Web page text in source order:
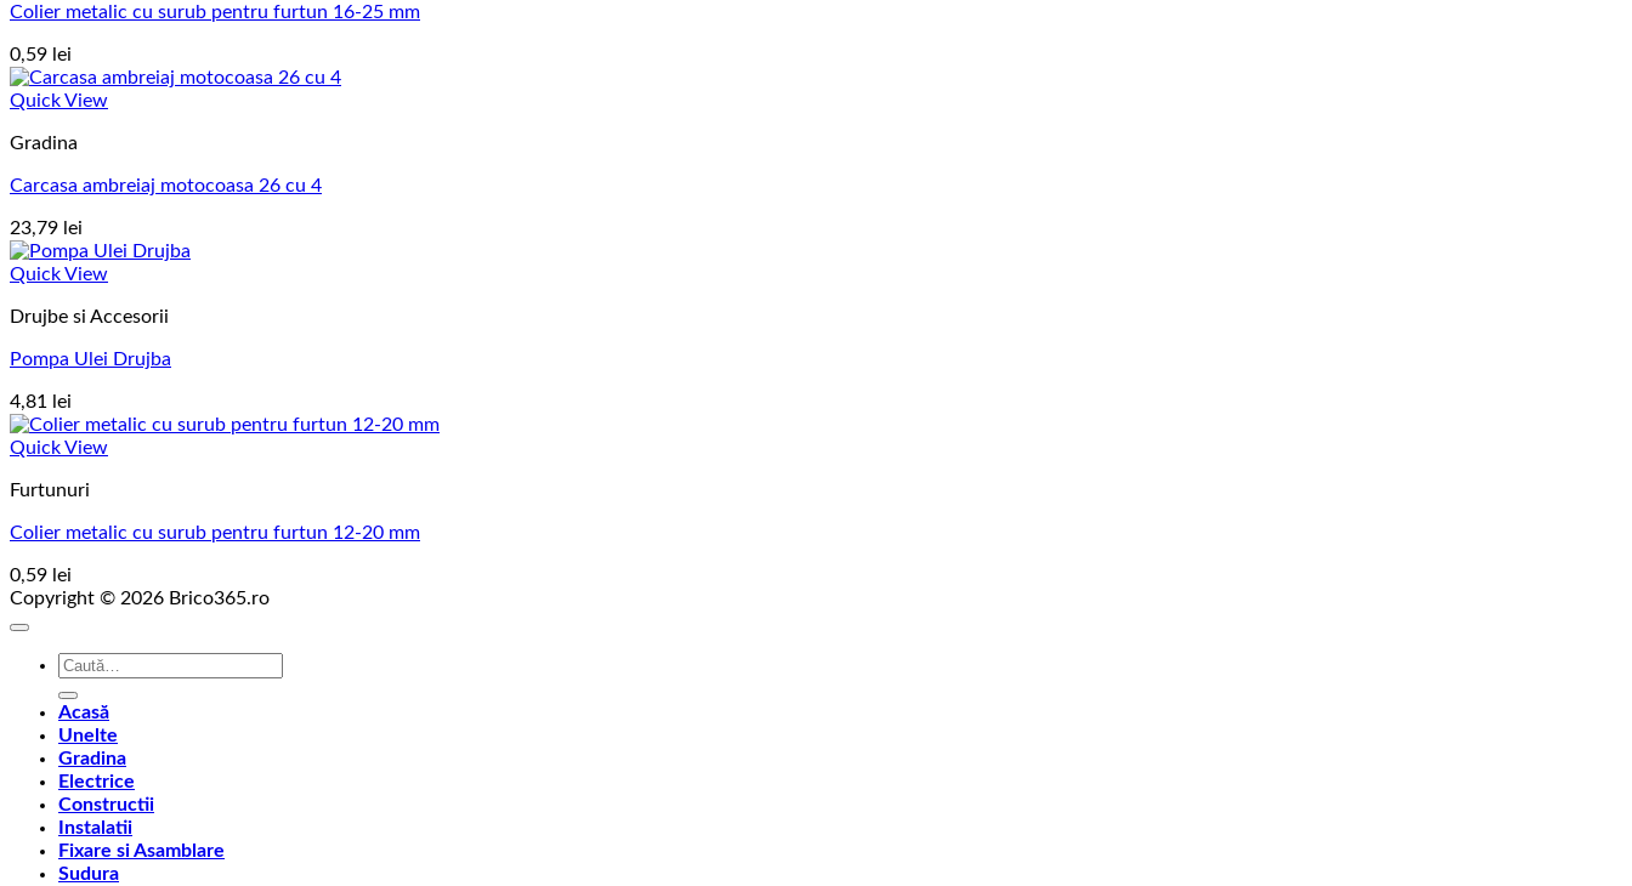
Colier metalic cu surub pentru furtun 16-25 mm
0,59 lei
Quick View
Gradina
Carcasa ambreiaj motocoasa 26 cu 4
23,79 lei
Quick View
Drujbe si Accesorii
Pompa Ulei Drujba
4,81 lei
Quick View
Furtunuri
Colier metalic cu surub pentru furtun 12-20 mm
0,59 lei
Copyright © 2026 Brico365.ro
Caută
Acasă
Unelte
Gradina
Electrice
Constructii
Instalatii
Fixare si Asamblare
Sudura